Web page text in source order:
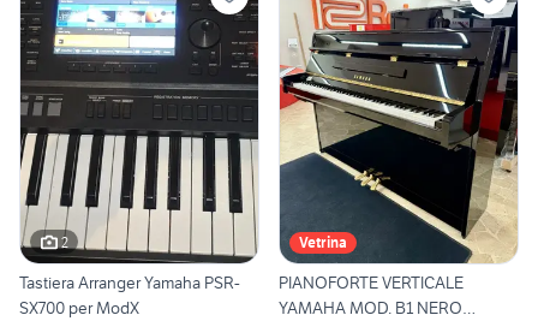
2
Tastiera Arranger Yamaha PSR-
SX700 per ModX
Vetrina
PIANOFORTE VERTICALE
YAMAHA MOD. B1 NERO